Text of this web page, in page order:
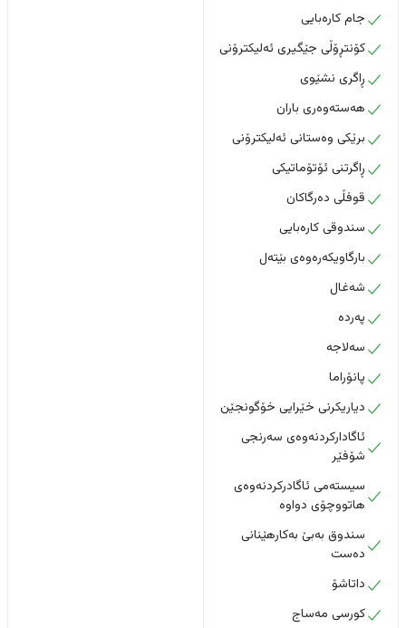
جام کارەبایی
کۆنتڕۆڵی جێگیری ئەلیکترۆنی
ڕاگری نشێوی
هەستەوەری باران
برێکی وەستانی ئەلیکترۆنی
ڕاگرتنی ئۆتۆماتیکی
قوفڵی دەرگاکان
سندوقی کارەبایی
بارگاویکەرەوەی بێتەل
شەغال
پەردە
سەلاجە
پانۆراما
دیاریکرنی خێرایی خۆگونجێن
ئاگادارکردنەوەی سەرنجی
شۆفێر
سیستەمی ئاگادرکردنەوەی
هاتووچۆی دواوە
سندوق بەبێ بەکارهێنانی
دەست
داتاشۆ
کورسی مەساج